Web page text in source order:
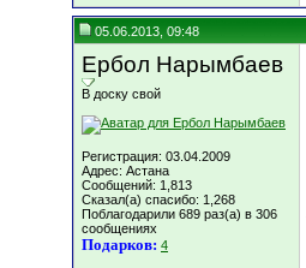
05.06.2013, 09:48
Ербол Нарымбаев
В доску свой
Регистрация: 03.04.2009
Адрес: Астана
Сообщений: 1,813
Сказал(а) спасибо: 1,268
Поблагодарили 689 раз(а) в 306
сообщениях
Подарков: 4